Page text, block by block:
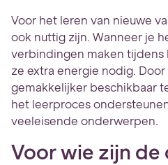
Voor het leren van nieuwe
ook nuttig zijn. Wanneer je
verbindingen maken
ze extra energie nodig.
gemakkelijker beschikbaar
het leerproces
veeleisende onderwerpen.
Voor wie zijn